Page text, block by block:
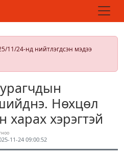
11/24-нд нийтлэгдсэн мэдээ
Нөхцөл
хэрэгтэй
11-24 09:00:52